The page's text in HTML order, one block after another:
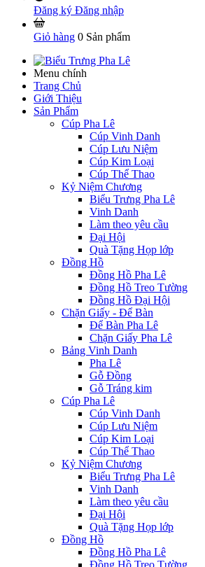
Đăng ký Đăng nhập
Giỏ hàng 0 Sản phẩm
Menu chính
Trang Chủ
Giới Thiệu
Sản Phẩm
Cúp Pha Lê
Cúp Vinh Danh
Cúp Lưu Niệm
Cúp Kim Loại
Cúp Thể Thao
Kỷ Niệm Chương
Biểu Trưng Pha Lê
Vinh Danh
Làm theo yêu cầu
Đại Hội
Quà Tặng Họp lớp
Đồng Hồ
Đồng Hồ Pha Lê
Đồng Hồ Treo Tường
Đồng Hồ Đại Hội
Chặn Giấy - Để Bàn
Để Bàn Pha Lê
Chặn Giấy Pha Lê
Bảng Vinh Danh
Pha Lê
Gỗ Đồng
Gỗ Tráng kim
Cúp Pha Lê
Cúp Vinh Danh
Cúp Lưu Niệm
Cúp Kim Loại
Cúp Thể Thao
Kỷ Niệm Chương
Biểu Trưng Pha Lê
Vinh Danh
Làm theo yêu cầu
Đại Hội
Quà Tặng Họp lớp
Đồng Hồ
Đồng Hồ Pha Lê
Đồng Hồ Treo Tường